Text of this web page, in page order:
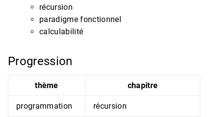
récursion
paradigme fonctionnel
calculabilité
Progression
thème chapitre
programmation récursion